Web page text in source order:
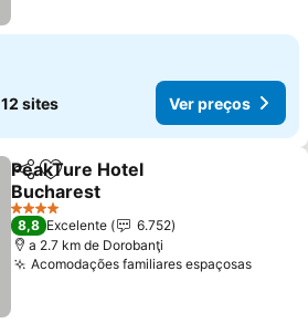
12 sites Ver preços
PartilharAdicionar aos favoritos
PeakTure Hotel
Bucharest
4 Estrelas
8,8 Excelente
6.752
a 2.7 km de Dorobanţi
Acomodações familiares espaçosas